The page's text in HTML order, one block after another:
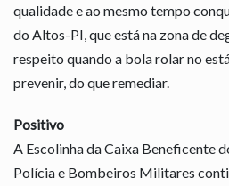
qualidade e ao mesmo tempo
do Altos-PI, que está na zona de
respeito quando a bola rolar no
prevenir, do que remediar.
Positivo
A Escolinha da Caixa Beneficente
Polícia e Bombeiros Militares